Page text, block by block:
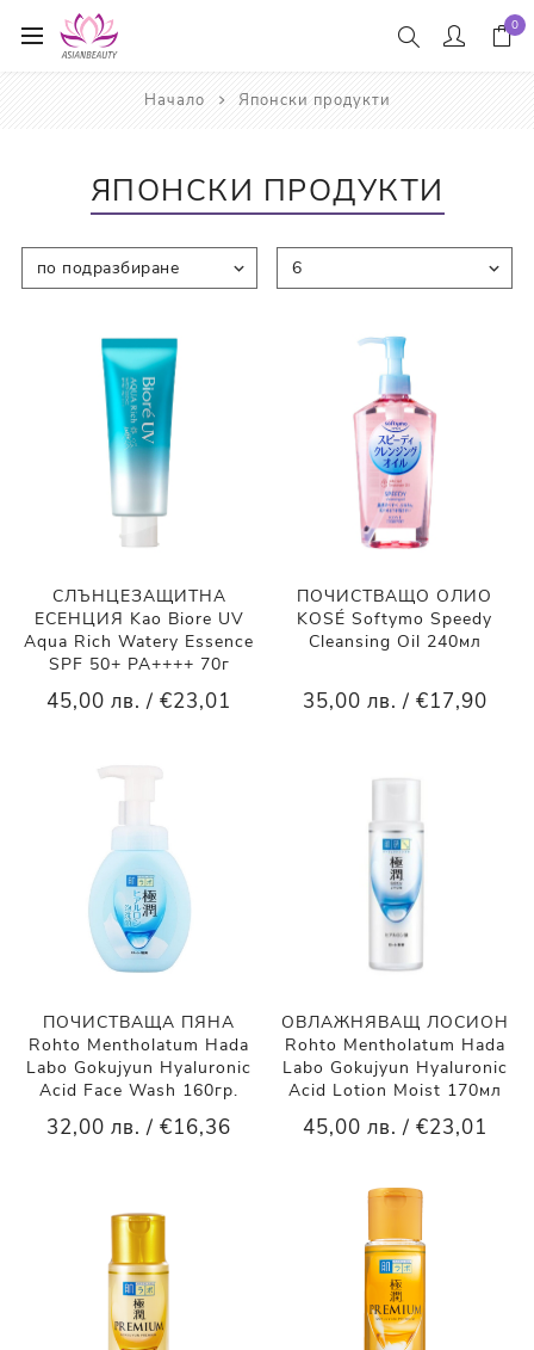
0
Начало Японски продукти
ЯПОНСКИ ПРОДУКТИ
СЛЪНЦЕЗАЩИТНА
ЕСЕНЦИЯ Kao Biore UV
Aqua Rich Watery Essence
SPF 50+ PA++++ 70г
45,00 лв. / €23,01
ПОЧИСТВАЩО ОЛИО
KOSÉ Softymo Speedy
Cleansing Oil 240мл
35,00 лв. / €17,90
ПОЧИСТВАЩА ПЯНА
Rohto Mentholatum Hada
Labo Gokujyun Hyaluronic
Acid Face Wash 160гр.
32,00 лв. / €16,36
ОВЛАЖНЯВАЩ ЛОСИОН
Rohto Mentholatum Hada
Labo Gokujyun Hyaluronic
Acid Lotion Moist 170мл
45,00 лв. / €23,01